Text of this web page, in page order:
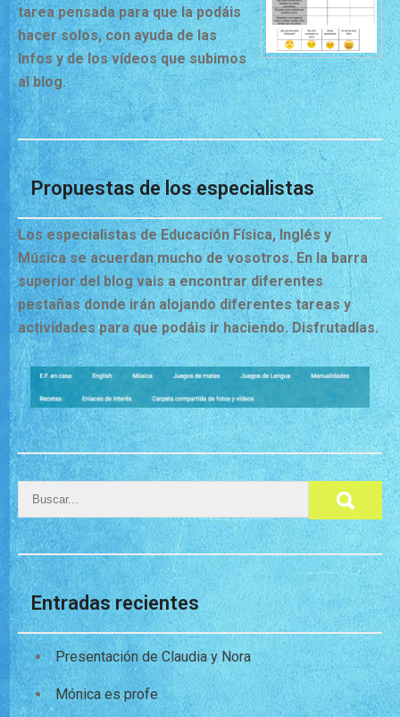
tarea pensada para que la podáis
hacer solos, con ayuda de las
Infos y de los vídeos que subimos
al blog.
Propuestas de los especialistas
Los especialistas de Educación Física, Inglés y
Música se acuerdan mucho de vosotros. En la barra
superior del blog vais a encontrar diferentes
pestañas donde irán alojando diferentes tareas y
actividades para que podáis ir haciendo. Disfrutadlas.
Entradas recientes
Presentación de Claudia y Nora
Mónica es profe